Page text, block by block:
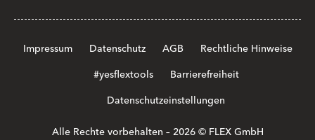
Impressum Datenschutz AGB
Rechtliche Hinweise
#yesflextools
Barrierefreiheit
Datenschutzeinstellungen
Alle Rechte vorbehalten – 2026 © FLEX GmbH